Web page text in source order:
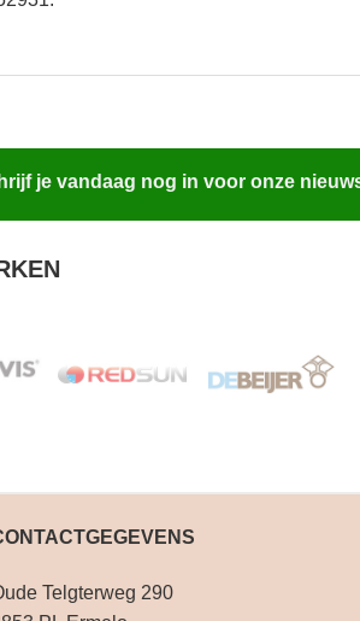
je vandaag nog in voor onze
Telgterweg 290